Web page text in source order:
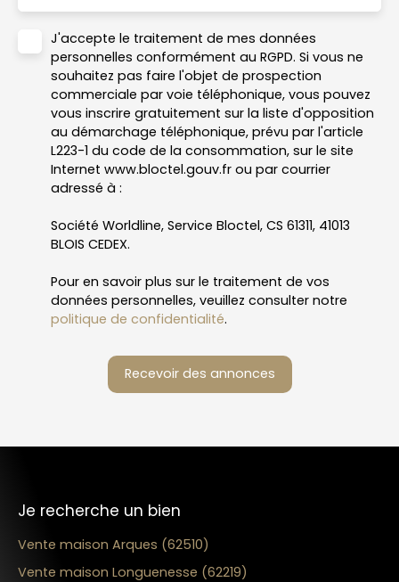
J'accepte le traitement de mes données
personnelles conformément au RGPD. Si vous ne
souhaitez pas faire l'objet de prospection
commerciale par voie téléphonique, vous pouvez
vous inscrire gratuitement sur la liste d'opposition
au démarchage téléphonique, prévu par l'article
L223-1 du code de la consommation, sur le site
Internet www.bloctel.gouv.fr ou par courrier
adressé à :
Société Worldline, Service Bloctel, CS 61311, 41013
BLOIS CEDEX.
Pour en savoir plus sur le traitement de vos
données personnelles, veuillez consulter notre
politique de confidentialité.
Recevoir des annonces
Je recherche un bien
Vente maison Arques (62510)
Vente maison Longuenesse (62219)